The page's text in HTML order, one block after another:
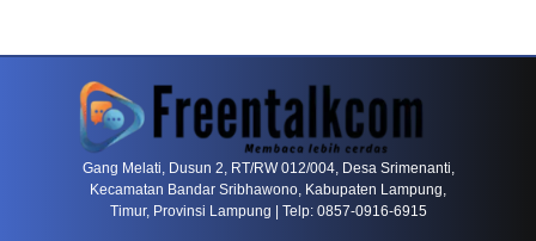
PETIR800 LOGIN PETIR800 Baccarat Dan Evolusi Game Meja Digital
Gang Melati, Dusun 2, RT/RW 012/004, Desa Srimenanti,
Kecamatan Bandar Sribhawono, Kabupaten Lampung,
Timur, Provinsi Lampung | Telp: 0857-0916-6915